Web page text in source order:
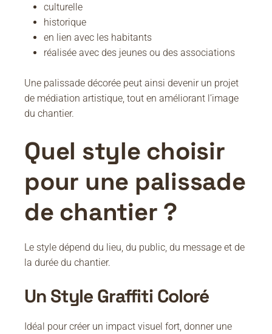
culturelle
historique
en lien avec les habitants
réalisée avec des jeunes ou des associations
Une palissade décorée peut ainsi devenir un projet
de médiation artistique, tout en améliorant l’image
du chantier.
Quel style choisir
pour une palissade
de chantier ?
Le style dépend du lieu, du public, du message et de
la durée du chantier.
Un Style Graffiti Coloré
Idéal pour créer un impact visuel fort, donner une